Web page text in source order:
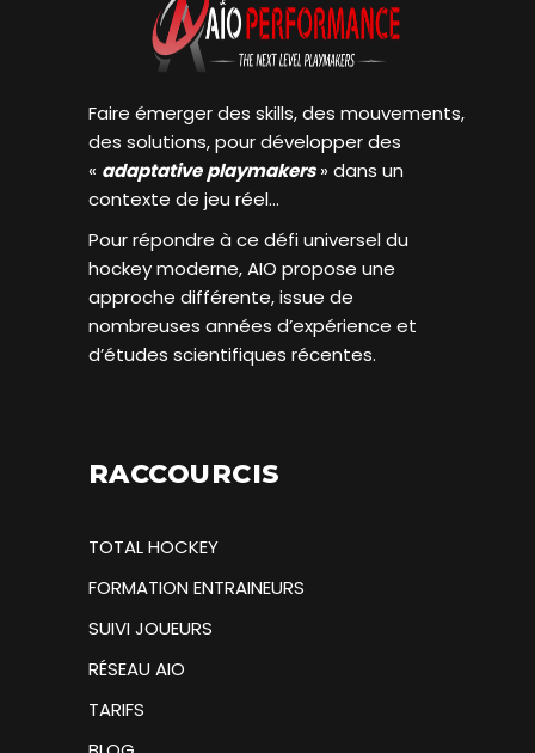
Faire émerger des skills, des mouvements,
des solutions, pour développer des
« adaptative playmakers» dans un
contexte de jeu réel…
Pour répondre à ce défi universel du
hockey moderne, AIO propose une
approche différente, issue de
nombreuses années d’expérience et
d’études scientifiques récentes.
RACCOURCIS
TOTAL HOCKEY
FORMATION ENTRAINEURS
SUIVI JOUEURS
RÉSEAU AIO
TARIFS